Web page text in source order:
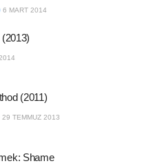
6 MART 2014
(2011)
29 TEMMUZ 2013
Shame